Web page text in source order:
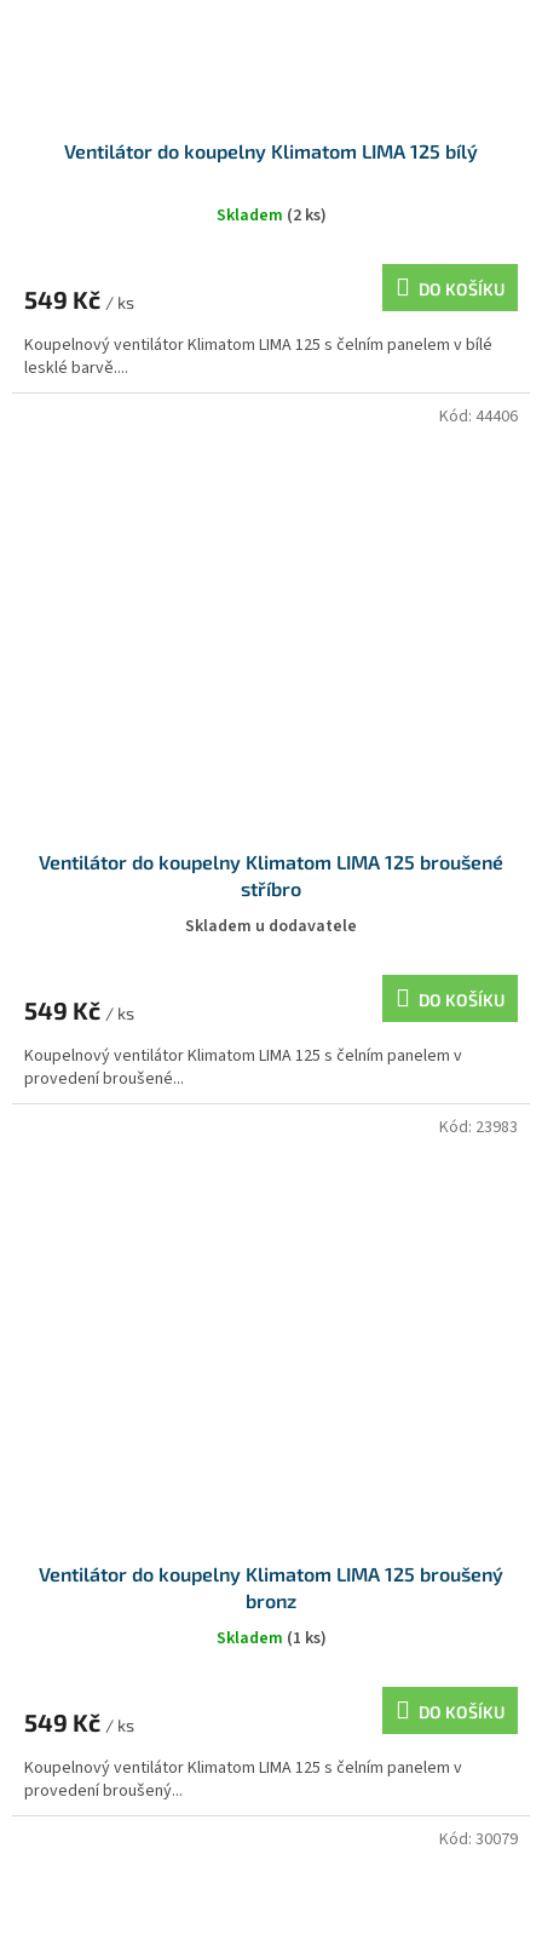
Ventilátor do koupelny Klimatom LIMA 125 bílý
Skladem (2 ks)
549 Kč / ks
DO KOŠÍKU
Koupelnový ventilátor Klimatom LIMA 125 s čelním panelem v bílé
lesklé barvě....
Ventilátor do koupelny Klimatom LIMA 125 broušené
stříbro
Skladem u dodavatele
549 Kč / ks
DO KOŠÍKU
Koupelnový ventilátor Klimatom LIMA 125 s čelním panelem v
provedení broušené...
Kód: 44406
Ventilátor do koupelny Klimatom LIMA 125 broušený
bronz
Skladem (1 ks)
549 Kč / ks
DO KOŠÍKU
Koupelnový ventilátor Klimatom LIMA 125 s čelním panelem v
provedení broušený...
Kód: 23983
Kód: 30079